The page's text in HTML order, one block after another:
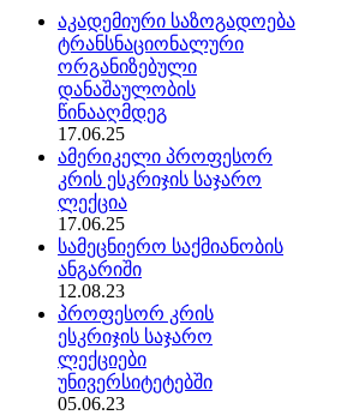
აკადემიური საზოგადოება
ტრანსნაციონალური
ორგანიზებული
დანაშაულობის
წინააღმდეგ
17.06.25
ამერიკელი პროფესორ
კრის ესკრიჯის საჯარო
ლექცია
17.06.25
სამეცნიერო საქმიანობის
ანგარიში
12.08.23
პროფესორ კრის
ესკრიჯის საჯარო
ლექციები
უნივერსიტეტებში
05.06.23